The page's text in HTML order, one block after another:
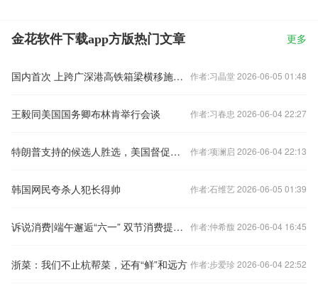
金花软件下载app方版热门文章 更多
国内首次 上跨广深港高铁箱梁横移施工完成 作者:习晶堂 2026-06-05 01:48
王毅同美国国务卿布林肯举行会谈 作者:习春忠 2026-06-04 22:27
特朗普支持的候选人胜选，美国督促洪都拉斯各方接受选举结果 作者:项澜启 2026-06-04 22:13
韩国网民夸杀人犯长得帅 作者:石维艺 2026-06-05 01:39
诉说消费|端午邂逅“六一” 双节消费提示助您“粽”享安康 作者:仲希馥 2026-06-04 16:45
浙菜：我们不止杭帮菜，还有“鲜”和远方 作者:步爱珍 2026-06-04 22:52